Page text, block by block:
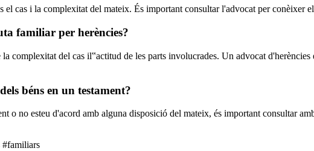
cas i la complexitat del mateix. És important consultar l'advocat per conèixer
familiar per herències?
complexitat del cas il‟actitud de les parts involucrades. Un advocat d'herències
béns en un testament?
o no esteu d'acord amb alguna disposició del mateix, és important consultar
#familiars